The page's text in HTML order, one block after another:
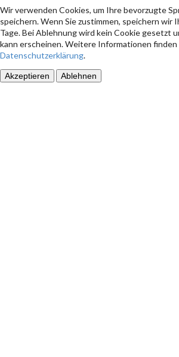
Wir verwenden Cookies, um Ihre bevorzugte
speichern. Wenn Sie zustimmen, speichern wir
Tage. Bei Ablehnung wird kein Cookie gesetzt
kann erscheinen. Weitere Informationen finden
Datenschutzerklärung.
Akzeptieren Ablehnen